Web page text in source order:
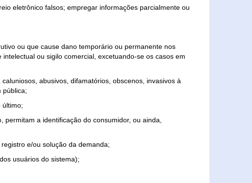
eletrônico falsos; empregar informações parcialmente ou
ou que cause dano temporário ou permanente nos
ou sigilo comercial, excetuando-se os casos em
abusivos, difamatórios, obscenos, invasivos à
pública;
último;
a identificação do consumidor, ou ainda,
e/ou solução da demanda;
usuários do sistema);